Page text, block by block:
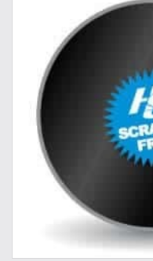
Fertigung & Montage
Werkzeuge
Technik